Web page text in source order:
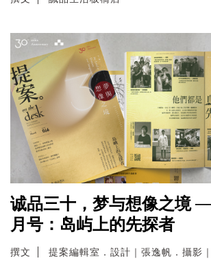
诚品三十，梦与想像之境
月号：岛屿上的先探者
撰文 提案編輯室．設計｜張逸帆．攝影